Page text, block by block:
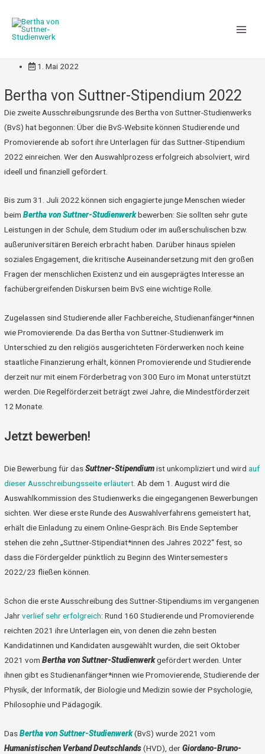
1. Mai 2022
Bertha von Suttner-Stipendium 2022
Die zweite Ausschreibungsrunde des Bertha von Suttner-Studienwerks
(BvS) hat begonnen: Über die BvS-Website können Studierende und
Promovierende ab sofort ihre Unterlagen für das Suttner-Stipendium
2022 einreichen. Wer den Auswahlprozess erfolgreich absolviert, wird
ideell und finanziell gefördert.
Bis zum 31. Juli 2022 können sich engagierte junge Menschen wieder
beimBertha von Suttner-Studienwerkbewerben: Sie sollten sehr gute
Leistungen in der Schule, dem Studium oder im außerschulischen bzw.
außeruniversitären Bereich erbracht haben. Darüber hinaus spielen
soziales Engagement, die kritische Auseinandersetzung mit den großen
Fragen der menschlichen Existenz und ein ausgeprägtes Interesse an
fachübergreifenden Diskursen beim BvS eine wichtige Rolle.
Zugelassen sind Studierende aller Fachbereiche, Studienanfänger*innen
wie Promovierende. Da das Bertha von Suttner-Studienwerk im
Unterschied zu den religiös ausgerichteten Förderwerken noch keine
staatliche Finanzierung erhält, können Promovierende und Studierende
derzeit nur mit einem Förderbetrag von 300 Euro im Monat unterstützt
werden. Die Regelförderzeit beträgt zwei Jahre, die Mindestförderzeit
12 Monate.
Jetzt bewerben!
Die Bewerbung für dasSuttner-Stipendiumist unkompliziert und wirdauf
dieser Ausschreibungsseite erläutert. Ab dem 1. August wird die
Auswahlkommission des Studienwerks die eingegangenen Bewerbungen
sichten. Wer diese erste Runde des Auswahlverfahrens gemeistert hat,
erhält die Einladung zu einem Online-Gespräch. Bis Ende September
stehen die zehn „Suttner-Stipendiat*innen des Jahres 2022“ fest, so
dass die Fördergelder pünktlich zu Beginn des Wintersemesters
2022/23 fließen können.
Schon die erste Ausschreibung des Suttner-Stipendiums im vergangenen
Jahrverlief sehr erfolgreich: Rund 160 Studierende und Promovierende
reichten 2021 ihre Unterlagen ein, von denen die zehn besten
Kandidatinnen und Kandidaten ausgewählt wurden, die seit Oktober
2021 vomBertha von Suttner-Studienwerkgefördert werden. Unter
ihnen gibt es Studienanfänger*innen wie Promovierende, Studierende der
Physik, der Informatik, der Biologie und Medizin sowie der Psychologie,
Philosophie und Pädagogik.
DasBertha von Suttner-Studienwerk(BvS) wurde 2021 vom
Humanistischen Verband Deutschlands(HVD), derGiordano-Bruno-